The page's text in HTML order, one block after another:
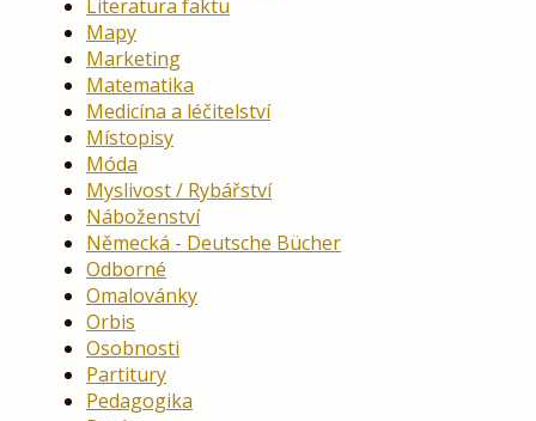
Literatura faktu
Mapy
Marketing
Matematika
Medicína a léčitelství
Místopisy
Móda
Myslivost / Rybářství
Náboženství
Německá - Deutsche Bücher
Odborné
Omalovánky
Orbis
Osobnosti
Partitury
Pedagogika